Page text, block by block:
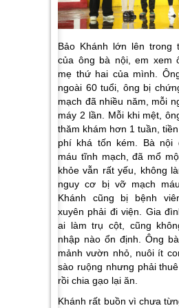
Bảo Khánh lớn lên trong
của ông bà nội, em xem
mẹ thứ hai của mình.
ngoài 60 tuổi, ông bị
mạch đã nhiều năm, mỗi
máy 2 lần. Mỗi khi mệt,
thăm khám hơn 1 tuần,
phí khá tốn kém. Bà nội
máu tĩnh mạch, đã mổ
khỏe vẫn rất yếu, không
nguy cơ bị vỡ mạch
Khánh cũng bị bệnh
xuyên phải đi viện. Gia
ai làm trụ cột, cũng
nhập nào ổn định. Ông
mảnh vườn nhỏ, nuôi ít
sào ruộng nhưng phải
rồi chia gạo lại ăn.
Khánh rất buồn vì chưa